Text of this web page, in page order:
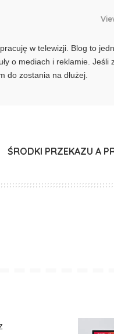
w telewizji. Blog to
o mediach i reklamie. Jeśli
do zostania na dłużej.
ŚRODKI PRZEKAZU A